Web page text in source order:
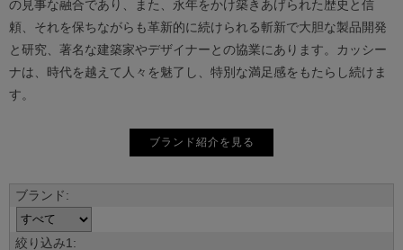
の見事な融合であり、また、永年をかけ築きあげられた歴史と信
頼、それを保ちながらも革新的に続けられる斬新で大胆な製品開発
と研究、著名な建築家やデザイナーとの協業にあります。カッシー
ナは、時代を越えて人々を魅了し、特別な満足感をもたらし続けま
す。
ブランド紹介を見る